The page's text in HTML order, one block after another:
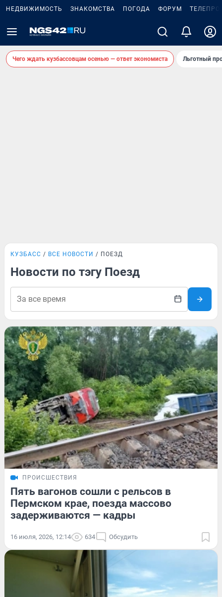
НЕДВИЖИМОСТЬ ЗНАКОМСТВА ПОГОДА ФОРУМ
Чего ждать кузбассовцам осенью — ответ экономиста Льготный
КУЗБАСС ВСЕ НОВОСТИ ПОЕЗД
Новости по тэгу Поезд
ПРОИСШЕСТВИЯ
Пять вагонов сошли с рельсов в
Пермском крае, поезда массово
задерживаются — кадры
16 июля, 2026, 12:14 634 Обсудить